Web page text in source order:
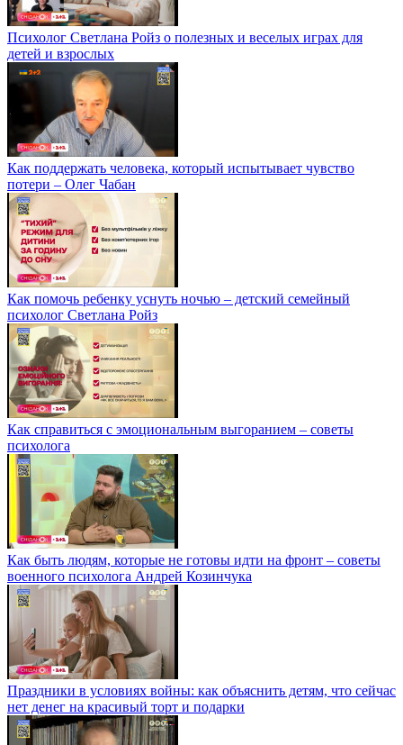
Психолог Светлана Ройз о полезных и веселых играх для
детей и взрослых
Как поддержать человека, который испытывает чувство
потери – Олег Чабан
Как помочь ребенку уснуть ночью – детский семейный
психолог Светлана Ройз
Как справиться с эмоциональным выгоранием – советы
психолога
Как быть людям, которые не готовы идти на фронт – советы
военного психолога Андрей Козинчука
Праздники в условиях войны: как объяснить детям, что сейчас
нет денег на красивый торт и подарки